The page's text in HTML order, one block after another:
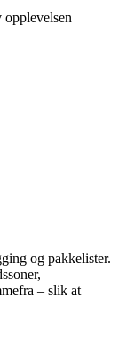
og pakkelister.
– slik at